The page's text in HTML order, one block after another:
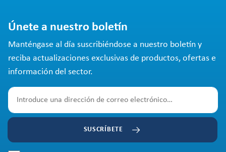
Únete a nuestro boletín
Manténgase al día suscribiéndose a nuestro boletín y
reciba actualizaciones exclusivas de productos, ofertas e
información del sector.
SUSCRÍBETE